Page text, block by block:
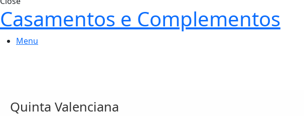
Casamentos e Complementos
Menu
Quinta Valenciana